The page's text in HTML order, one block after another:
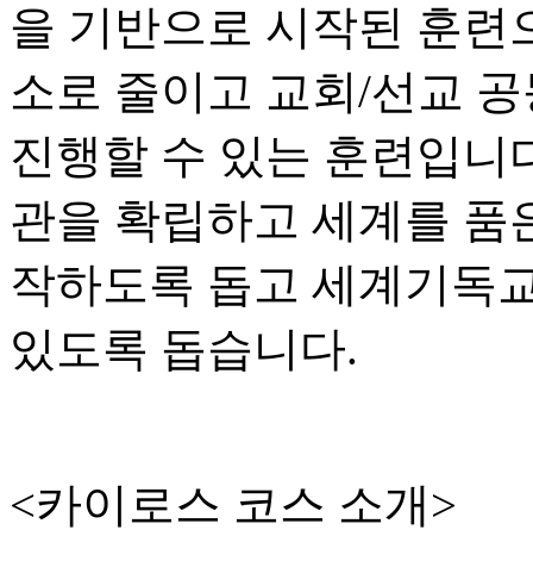
을 기반으로 시작된 훈련
소로 줄이고 교회/선교
진행할 수 있는 훈련입니
관을 확립하고 세계를 품
작하도록 돕고 세계기독
있도록 돕습니다.
<카이로스 코스 소개>